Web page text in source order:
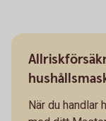
När du handlar